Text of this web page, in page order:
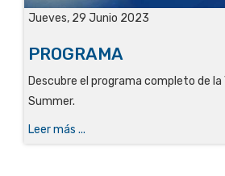
Jueves, 29 Junio 2023
PROGRAMA
Descubre el programa completo de la
Summer.
Leer más ...